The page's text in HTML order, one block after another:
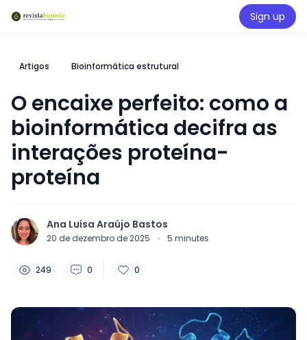
Sign up
Artigos Bioinformática estrutural
O encaixe perfeito: como a
bioinformática decifra as
interações proteína-
proteína
Ana Luísa Araújo Bastos
20 de dezembro de 2025 · 5 minutes
249 0 0